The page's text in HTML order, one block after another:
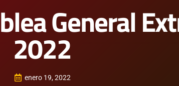
General
2022
enero 19, 2022